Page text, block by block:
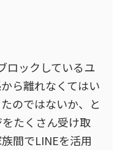
ロックしているユ
ら離れなくてはい
のではないか、と
たくさん受け取
間でLINEを活用